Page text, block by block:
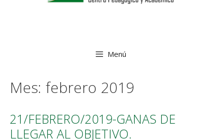
Menú
Mes: febrero 2019
21/FEBRERO/2019-GANAS DE
LLEGAR AL OBJETIVO.